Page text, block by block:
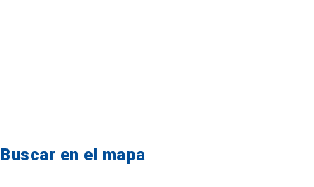
Buscar en el mapa